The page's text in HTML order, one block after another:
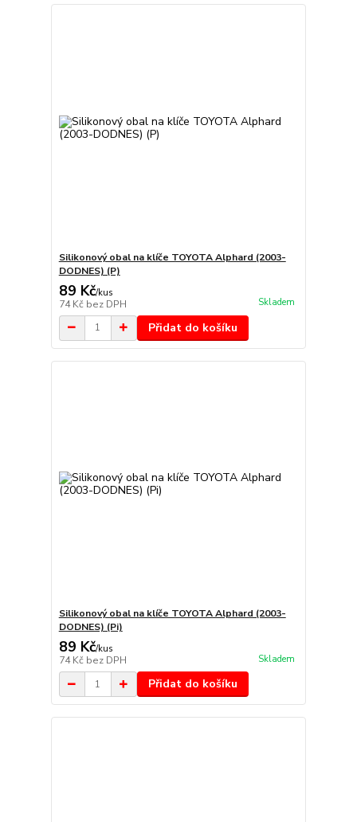
Silikonový obal na klíče TOYOTA Alphard (2003-
DODNES) (P)
89 Kč/kus
74 Kč bez DPH Skladem
Přidat do košíku
Silikonový obal na klíče TOYOTA Alphard (2003-
DODNES) (Pi)
89 Kč/kus
74 Kč bez DPH Skladem
Přidat do košíku